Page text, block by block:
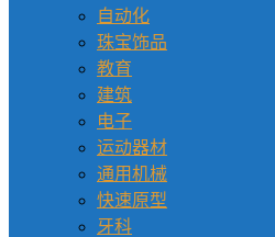
自动化
珠宝饰品
教育
建筑
电子
运动器材
通用机械
快速原型
牙科